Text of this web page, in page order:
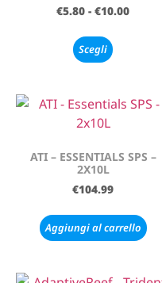
€5.80 - €10.00
Scegli
ATI – ESSENTIALS SPS –
2X10L
€104.99
Aggiungi al carrello